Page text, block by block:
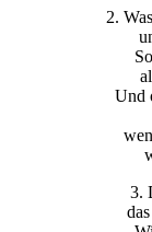
2.
Und
3.